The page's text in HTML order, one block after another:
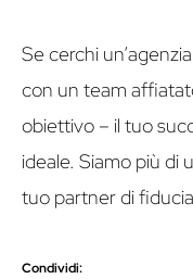
Se cerchi
con un team
obiettivo – il tuo
ideale. Siamo più di
tuo partner di
Condividi: